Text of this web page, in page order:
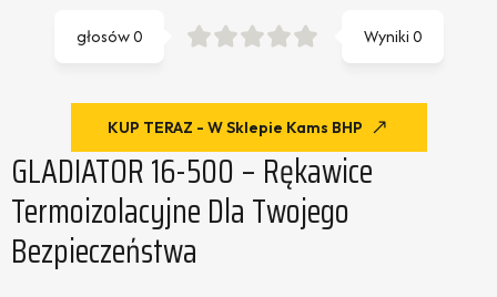
Wyniki0
głosów0
KUP TERAZ - W Sklepie Kams BHP
GLADIATOR 16-500 – Rękawice
Termoizolacyjne Dla Twojego
Bezpieczeństwa